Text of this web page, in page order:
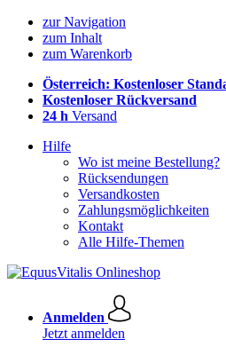
zur Navigation
zum Inhalt
zum Warenkorb
Österreich: Kostenloser
Kostenloser Rückversand
24 h Versand
Hilfe
Wo ist meine Bestellung?
Rücksendungen
Versandkosten
Zahlungsmöglichkeiten
Kontakt
Alle Hilfe-Themen
Anmelden
Jetzt anmelden